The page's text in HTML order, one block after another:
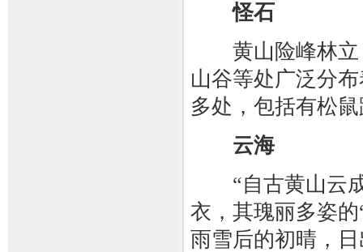
怪石
黄山险峰林立
山谷等处广泛分
多处，包括有松
云海
“自古黄山云成
衣，其瑰丽多姿
雨雪后的初晴，